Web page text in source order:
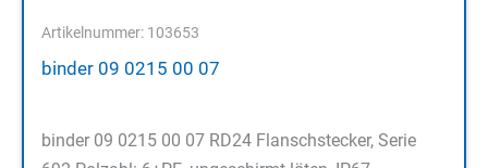
Artikelnummer: 103653
binder 09 0215 00 07
binder 09 0215 00 07 RD24 Flanschstecker, Serie